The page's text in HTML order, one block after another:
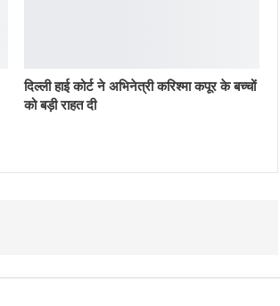
दिल्ली हाई कोर्ट ने अभिनेत्री करिश्मा कपूर के बच्चों
को बड़ी राहत दी